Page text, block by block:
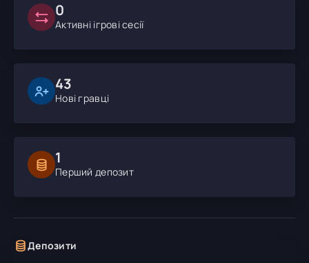
0
Активні ігрові сесії
43
Нові гравці
1
Перший депозит
Депозити